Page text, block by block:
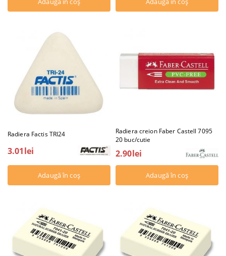
Radiera Factis TRI24
3.01lei
Radiera creion Faber Castell 7095
20 buc/cutie
2.90lei